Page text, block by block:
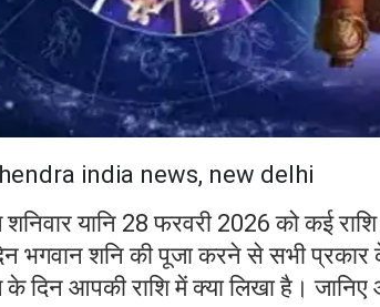
india news, new delhi
यानि 28 फरवरी 2026 को कई
भगवान शनि की पूजा करने से सभी प्रकार
दिन आपकी राशि में क्या लिखा है।